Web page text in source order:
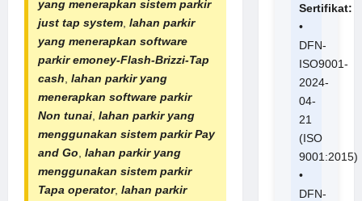
yang menerapkan sistem parkir
just tap system, lahan parkir
yang menerapkan software
parkir emoney-Flash-Brizzi-Tap
cash, lahan parkir yang
menerapkan software parkir
Non tunai, lahan parkir yang
menggunakan sistem parkir Pay
and Go, lahan parkir yang
menggunakan sistem parkir
Tapa operator, lahan parkir
Sertifikat:
•
DFN-
ISO9001-
2024-
04-
21
(ISO
9001:2015)
•
DFN-